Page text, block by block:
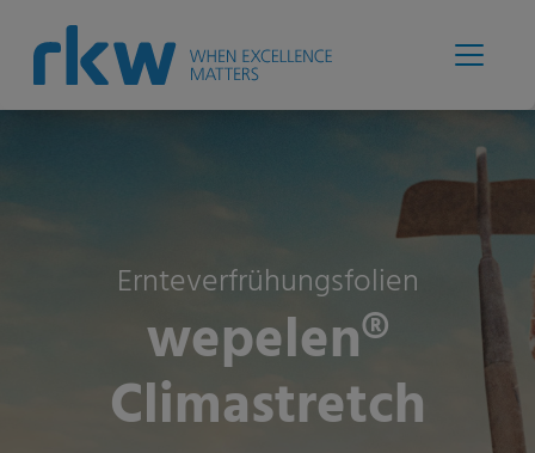
Ernteverfrühungsfolien
wepelen®
Climastretch